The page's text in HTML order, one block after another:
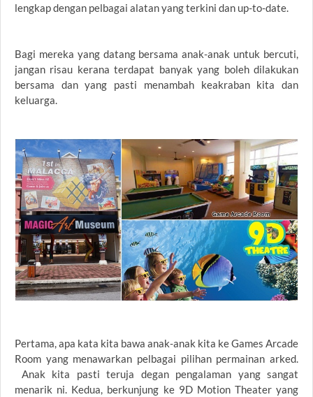
lengkap dengan pelbagai alatan yang terkini dan up-to-date.
Bagi mereka yang datang bersama anak-anak untuk bercuti,
jangan risau kerana terdapat banyak yang boleh dilakukan
bersama dan yang pasti menambah keakraban kita dan
keluarga.
Pertama, apa kata kita bawa anak-anak kita ke Games Arcade
Room yang menawarkan pelbagai pilihan permainan arked.
Anak kita pasti teruja degan pengalaman yang sangat
menarik ni. Kedua, berkunjung ke 9D Motion Theater yang